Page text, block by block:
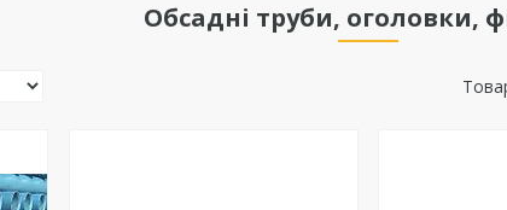
Обсадні труби, оголовки,